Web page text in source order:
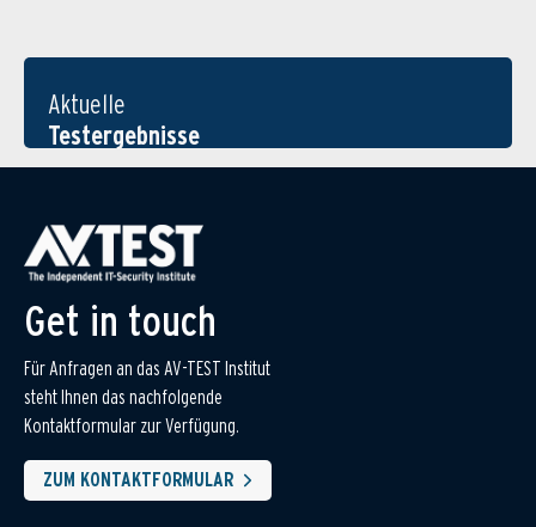
Aktuelle
Testergebnisse
Get in touch
Für Anfragen an das AV-TEST Institut
steht Ihnen das nachfolgende
Kontaktformular zur Verfügung.
ZUM KONTAKTFORMULAR